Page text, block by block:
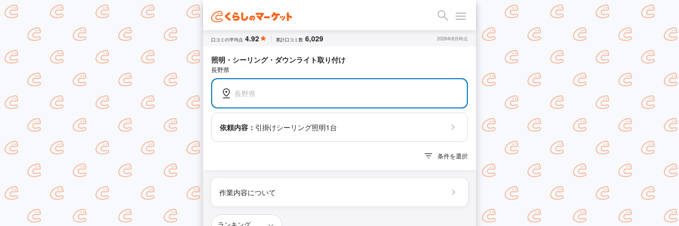
口コミの平均点 4.92 累計口コミ数 6,029 2026年8月時点
照明・シーリング・ダウンライト取り付け
長野県
長野県
依頼内容： 引掛けシーリング照明1台
条件を選択
作業内容について